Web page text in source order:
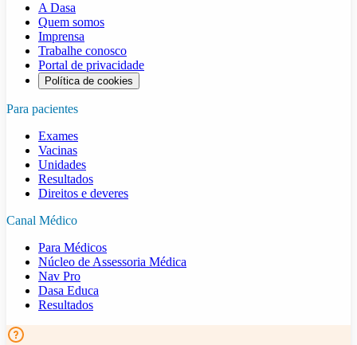
A Dasa
Quem somos
Imprensa
Trabalhe conosco
Portal de privacidade
Política de cookies
Para pacientes
Exames
Vacinas
Unidades
Resultados
Direitos e deveres
Canal Médico
Para Médicos
Núcleo de Assessoria Médica
Nav Pro
Dasa Educa
Resultados